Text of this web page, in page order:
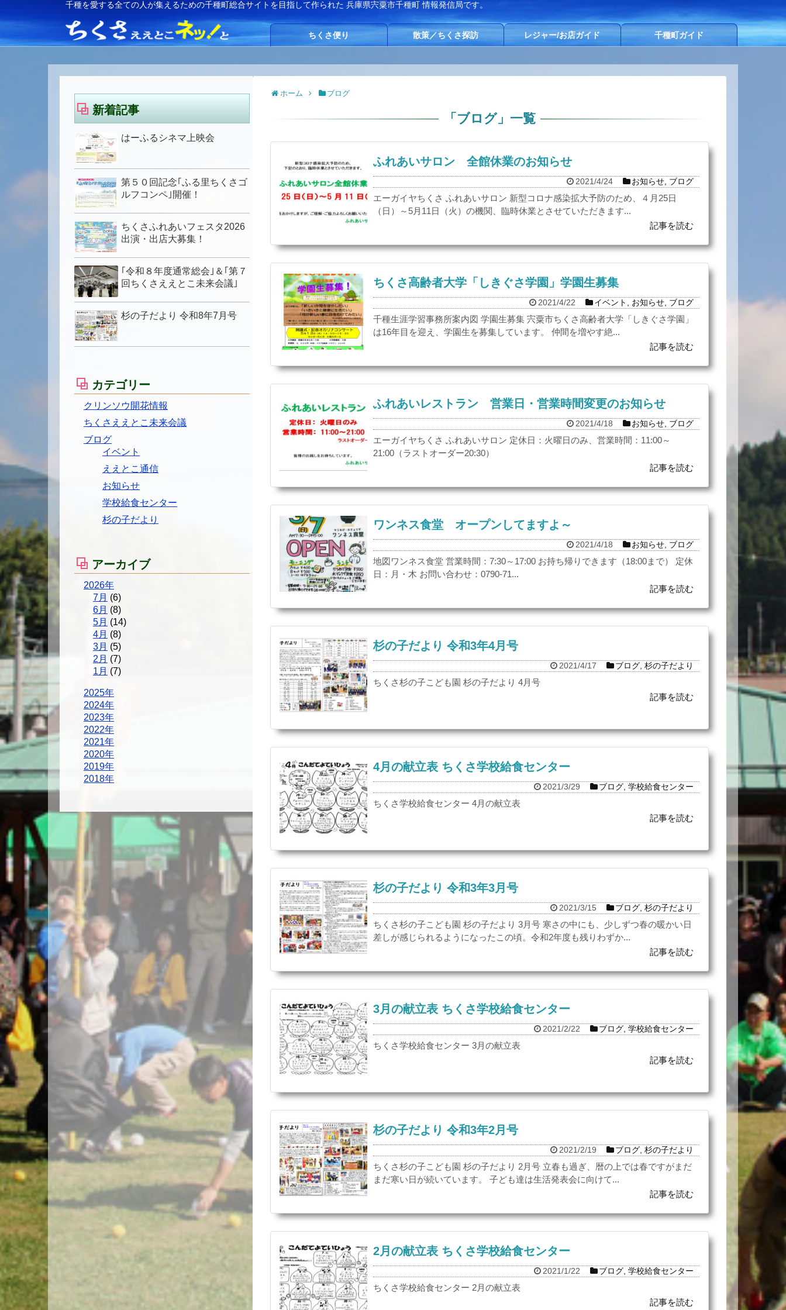
千種を愛する全ての人が集えるための千種町総合サイトを目指して作られた 兵庫県宍粟市千種町 情報発信局です。
ちくさ便り 散策／ちくさ探訪 レジャー/お店ガイド 千種町ガイド
ホーム ブログ
「 ブログ」 一覧
ふれあいサロン 全館休業のお知らせ
2021/4/24 お知らせ ブログ
エーガイヤちくさ ふれあいサロン 新型コロナ感染拡大予防のため、４月25日
（日）～5月11日（火）の機関、臨時休業とさせていただきます...
記事を読む
ちくさ高齢者大学「しきぐさ学園」学園生募集
2021/4/22 イベント お知らせ ブログ
千種生涯学習事務所案内図 学園生募集 宍粟市ちくさ高齢者大学「しきぐさ学園」
は16年目を迎え、学園生を募集しています。 仲間を増やす絶...
記事を読む
ふれあいレストラン 営業日・営業時間変更のお知らせ
2021/4/18 お知らせ ブログ
エーガイヤちくさ ふれあいサロン 定休日：火曜日のみ、営業時間：11:00～
21:00（ラストオーダー20:30）
記事を読む
ワンネス食堂 オープンしてますよ～
2021/4/18 お知らせ ブログ
地図ワンネス食堂 営業時間：7:30～17:00 お持ち帰りできます（18:00まで） 定休
日：月・木 お問い合わせ：0790-71...
記事を読む
杉の子だより 令和3年4月号
2021/4/17 ブログ ,杉の子だより
ちくさ杉の子こども園 杉の子だより 4月号
記事を読む
4月の献立表 ちくさ学校給食センター
2021/3/29 ブログ ,学校給食センター
ちくさ学校給食センター 4月の献立表
記事を読む
杉の子だより 令和3年3月号
2021/3/15 ブログ ,杉の子だより
ちくさ杉の子こども園 杉の子だより 3月号 寒さの中にも、少しずつ春の暖かい日
差しが感じられるようになったこの頃。令和2年度も残りわずか...
記事を読む
3月の献立表 ちくさ学校給食センター
2021/2/22 ブログ ,学校給食センター
ちくさ学校給食センター 3月の献立表
記事を読む
杉の子だより 令和3年2月号
2021/2/19 ブログ ,杉の子だより
ちくさ杉の子こども園 杉の子だより 2月号 立春も過ぎ、暦の上では春ですがまだ
まだ寒い日が続いています。 子ども達は生活発表会に向けて...
記事を読む
2月の献立表 ちくさ学校給食センター
2021/1/22 ブログ ,学校給食センター
ちくさ学校給食センター 2月の献立表
記事を読む
新着記事
はーふるシネマ上映会
第５０回記念｢ふる里ちくさゴ
ルフコンペ｣開催！
ちくさふれあいフェスタ2026
出演・出店大募集！
｢令和８年度通常総会｣＆｢第７
回ちくさええとこ未来会議｣
杉の子だより 令和8年7月号
カテゴリー
クリンソウ開花情報
ちくさええとこ未来会議
ブログ
イベント
ええとこ通信
お知らせ
学校給食センター
杉の子だより
アーカイブ
2026年
7月 (6)
6月 (8)
5月 (14)
4月 (8)
3月 (5)
2月 (7)
1月 (7)
2025年
2024年
2023年
2022年
2021年
2020年
2019年
2018年